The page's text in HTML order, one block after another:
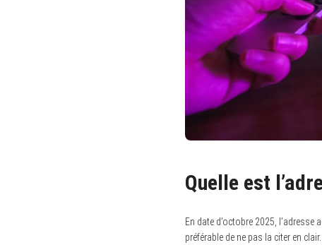
Quelle est
En date d’octobre 2025, l’adresse
préférable de ne pas la citer en